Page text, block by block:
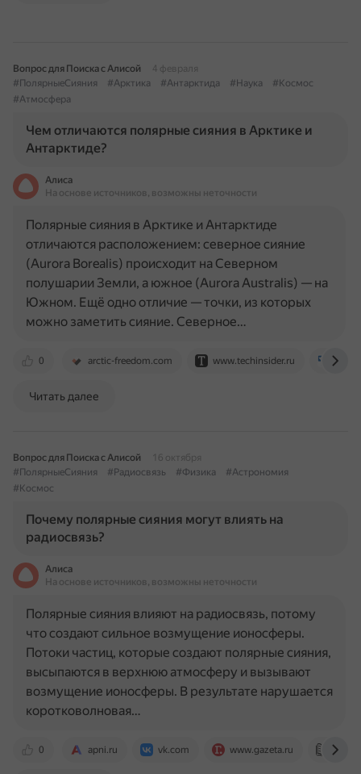
Вопрос для Поиска с Алисой
4 февраля
#ПолярныеСияния
#Арктика #Антарктида #Наука
#Космос
#Атмосфера
Чем отличаются полярные сияния в Арктике и
Антарктиде?
Алиса
На основе источников, возможны неточности
0 arctic-freedom.com www.techinsider.ru visit-
Полярные сияния в Арктике и Антарктиде
отличаются расположением: северное сияние
(Aurora Borealis) происходит на Северном
полушарии Земли, а южное (Aurora Australis) — на
Южном. Ещё одно отличие — точки, из которых
можно заметить сияние. Северное…
Читать далее
Вопрос для Поиска с Алисой
16 октября
#ПолярныеСияния
#Радиосвязь #Физика
#Астрономия
#Космос
Почему полярные сияния могут влиять на
радиосвязь?
Алиса
На основе источников, возможны неточности
0 apni.ru vk.com www.gazeta.ru
Полярные сияния влияют на радиосвязь, потому
что создают сильное возмущение ионосферы.
Потоки частиц, которые создают полярные сияния,
высыпаются в верхнюю атмосферу и вызывают
возмущение ионосферы. В результате нарушается
коротковолновая…